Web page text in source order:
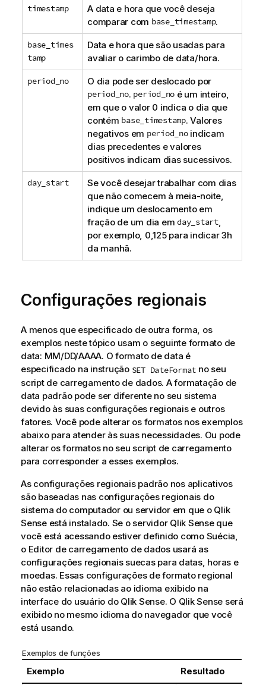
timestamp
A data e hora que você deseja
comparar com base_timestamp.
base_times
tamp
Data e hora que são usadas para
avaliar o carimbo de data/hora.
period_no O dia pode ser deslocado por
period_no. period_no é um inteiro,
em que o valor 0 indica o dia que
contém base_timestamp. Valores
negativos em period_noindicam
dias precedentes e valores
positivos indicam dias sucessivos.
day_start
Se você desejar trabalhar com dias
que não comecem à meia-noite,
indique um deslocamento em
fração de um dia em day_start,
por exemplo, 0,125 para indicar 3h
da manhã.
Configurações regionais
A menos que especificado de outra forma, os
exemplos neste tópico usam o seguinte formato de
data: MM/DD/AAAA. O formato de data é
especificado na instrução SET DateFormat no seu
script de carregamento de dados. A formatação de
data padrão pode ser diferente no seu sistema
devido às suas configurações regionais e outros
fatores. Você pode alterar os formatos nos exemplos
abaixo para atender às suas necessidades. Ou pode
alterar os formatos no seu script de carregamento
para corresponder a esses exemplos.
As configurações regionais padrão nos aplicativos
são baseadas nas configurações regionais do
sistema do computador ou servidor em que o Qlik
Senseestá instalado. Se o servidor Qlik Senseque
você está acessando estiver definido como Suécia,
o Editor de carregamento de dados usará as
configurações regionais suecas para datas, horas e
moedas. Essas configurações de formato regional
não estão relacionadas ao idioma exibido na
interface do usuário do Qlik Sense. O Qlik Sense será
exibido no mesmo idioma do navegador que você
está usando.
Exemplos de funções
Exemplo Resultado